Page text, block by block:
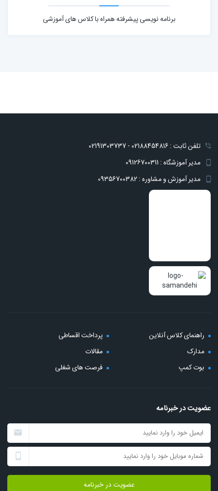
برنامه نویسی پیشرفته همراه با کلاس های آموزشی
تلفن ثابت : 02188454816 - 02191303737
مدیر آموزشگاه : 09126700311
مدیر آموزش و مشاوره : 09356700382
راهنمای کلاس آنلاین
پرداخت اقساطی
مدارک
مقالات
بوت کمپ
فرصت های شغلی
عضویت در خبرنامه
عضویت در خبرنامه